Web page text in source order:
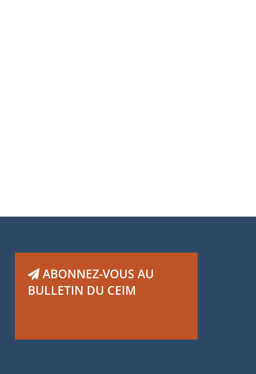
ABONNEZ-VOUS AU
BULLETIN DU CEIM